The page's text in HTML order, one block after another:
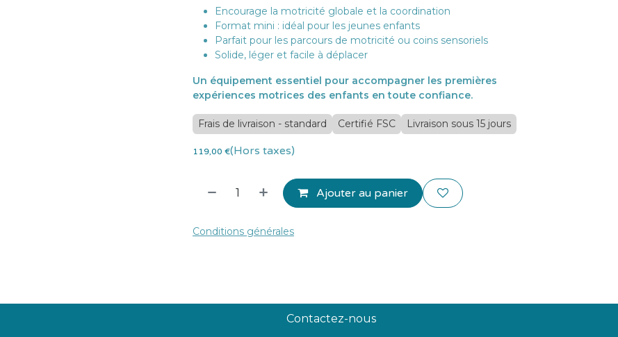
Encourage la motricité globale et la coordination
Format mini : idéal pour les jeunes enfants
Parfait pour les parcours de motricité ou coins sensoriels
Solide, léger et facile à déplacer
Un équipement essentiel pour accompagner les premières
expériences motrices des enfants en toute confiance.
Frais de livraison - standard Certifié FSC Livraison sous 15 jours
119,00 €(Hors taxes)
Ajouter au panier
Conditions générales
Contactez-nous